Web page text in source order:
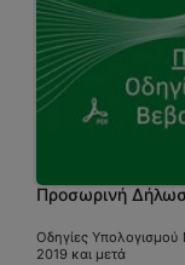
Προσωρινή
Οδηγίες
2019 και μετά